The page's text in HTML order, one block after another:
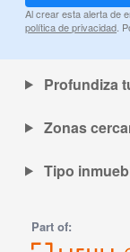
Al crear esta alerta de
política de privacidad .
Profundiza
Zonas
Tipo
Part of: